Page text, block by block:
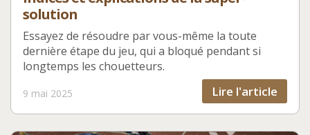
solution
Essayez de résoudre par vous-même la toute
dernière étape du jeu, qui a bloqué pendant si
longtemps les chouetteurs.
9 mai 2025 Lire l'article